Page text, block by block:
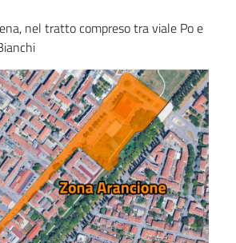
nel tratto compreso tra viale Po e